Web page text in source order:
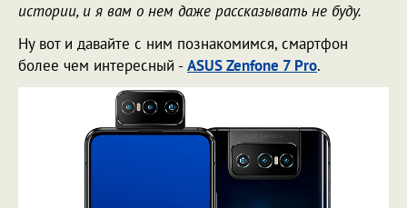
истории, и я вам о нем даже рассказывать не буду.
Ну вот и давайте с ним познакомимся, смартфон
более чем интересный -ASUS Zenfone 7 Pro.